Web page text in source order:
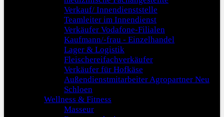
Verkauf/ Innendienststelle
Teamleiter im Innendienst
Verkäufer Vodafone-Filialen
Kaufmann/-frau - Einzelhandel
Lager & Logistik
Fleischereifachverkäufer
Verkäufer für Hofkäse
Außendienstmitarbeiter Agropartner Neu
Schloen
Wellness & Fitness
Masseur